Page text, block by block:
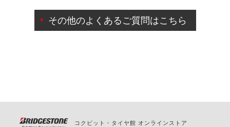
ご来店予約日の3営業日前を過ぎている場合のご予約
の日時変更につきましては、直接ご予約の店舗まで
その他のよくあるご質問はこちら
コクピット・タイヤ館 オンラインストア